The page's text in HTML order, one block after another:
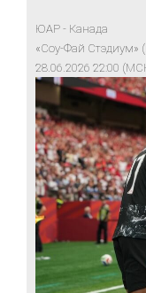
ЮАР - Канада
«Соу-Фай Стэдиум»
28.06.2026 22:00